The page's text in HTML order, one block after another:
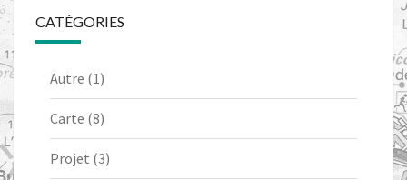
CATÉGORIES
Autre (1)
Carte (8)
Projet (3)